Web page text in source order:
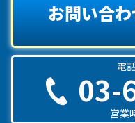
お問い合
電
03-
営業